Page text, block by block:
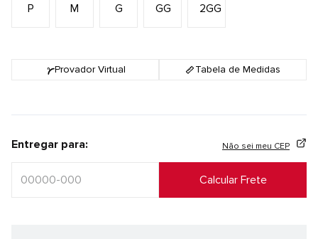
2GG
G GG
M
P
Provador Virtual Tabela de Medidas
Entregar para: Não sei meu CEP